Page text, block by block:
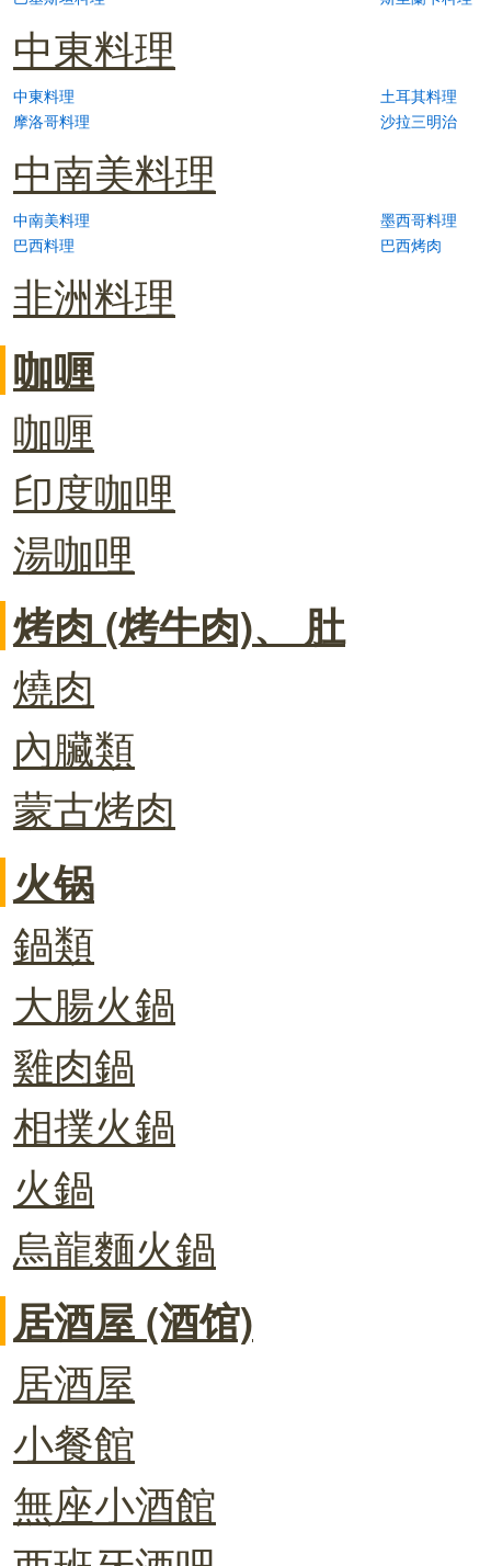
中東料理
中東料理
土耳其料理
摩洛哥料理
沙拉三明治
中南美料理
中南美料理
墨西哥料理
巴西料理
巴西烤肉
非洲料理
咖喱
咖喱
印度咖哩
湯咖哩
烤肉 (烤牛肉)、 肚
燒肉
內臟類
蒙古烤肉
火锅
鍋類
大腸火鍋
雞肉鍋
相撲火鍋
火鍋
烏龍麵火鍋
居酒屋 (酒馆)
居酒屋
小餐館
無座小酒館